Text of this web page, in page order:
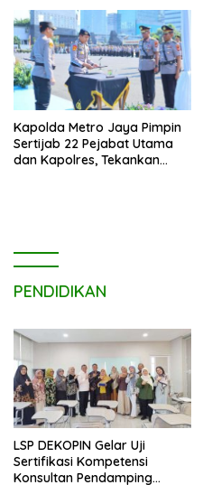
Kapolda Metro Jaya Pimpin
Sertijab 22 Pejabat Utama
dan Kapolres, Tekankan
PENDIDIKAN
LSP DEKOPIN Gelar Uji
Sertifikasi Kompetensi
Konsultan Pendamping